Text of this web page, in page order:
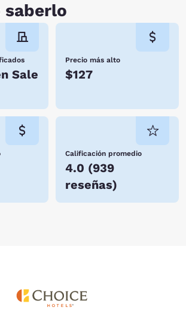
saberlo
Sale
Precio más alto
$127
Calificación promedio
4.0 (939
reseñas)